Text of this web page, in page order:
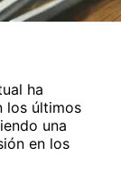
ha
los últimos
una
en los